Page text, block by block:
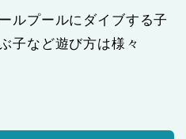
ルプールにダイブする子
子など遊び方は様々